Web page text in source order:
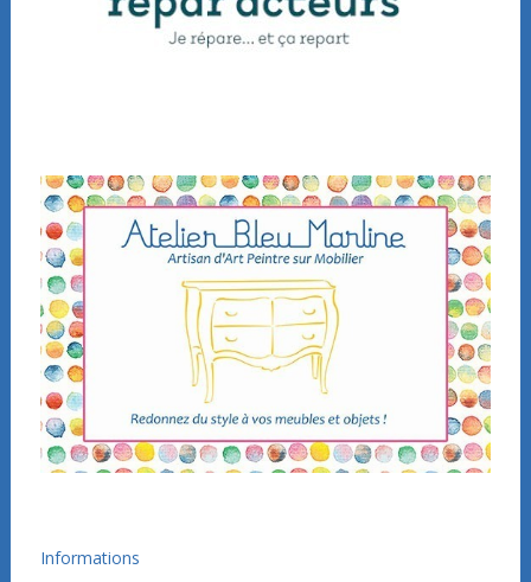
Informations